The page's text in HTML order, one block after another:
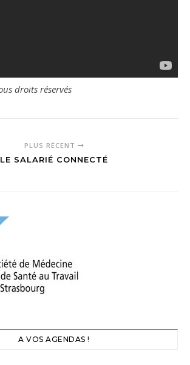
droits réservés
PLUS RÉCENT
LE SALARIÉ CONNECTÉ
A VOS AGENDAS !